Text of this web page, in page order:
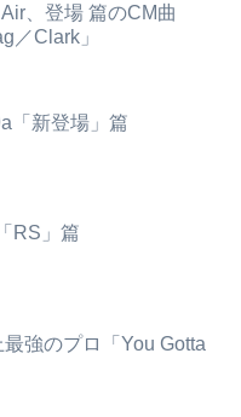
、登場 篇のCM曲
／Clark」
「新登場」篇
RS」篇
強のプロ「You Gotta